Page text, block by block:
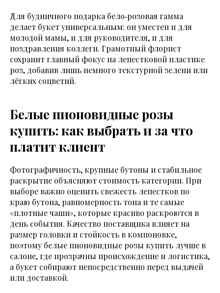
Для будничного подарка бело‑розовая гамма
делает букет универсальным: он уместен и для
молодой мамы, и для руководителя, и для
поздравления коллеги. Грамотный флорист
сохранит главный фокус на лепестковой пластике
роз, добавив лишь немного текстурной зелени или
лёгких соцветий.
Белые пионовидные розы
купить: как выбрать и за что
платит клиент
Фотографичность, крупные бутоны и стабильное
раскрытие объясняют стоимость категории. При
выборе важно оценить свежесть лепестков по
краю бутона, равномерность тона и те самые
«плотные чаши», которые красиво раскроются в
день события. Качество поставщика влияет на
размер головки и стойкость в компоновке,
поэтому белые пионовидные розы купить лучше в
салоне, где прозрачны происхождение и логистика,
а букет собирают непосредственно перед выдачей
или доставкой.